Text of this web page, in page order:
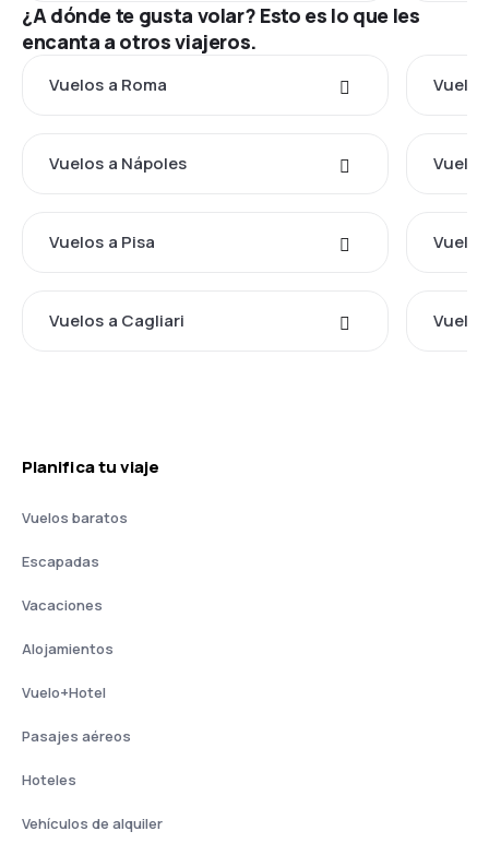
¿A dónde te gusta volar? Esto es lo que les
encanta a otros viajeros.
Vuelos a Roma
Vuelos a Nápoles
Vuelos a Pisa
Vuelos a Cagliari
Planifica tu viaje
Vuelos baratos
Escapadas
Vacaciones
Alojamientos
Vuelo+Hotel
Pasajes aéreos
Hoteles
Vehículos de alquiler